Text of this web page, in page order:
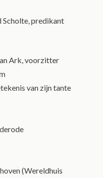
Scholte, predikant
Ark, voorzitter
van zijn tante
(Wereldhuis